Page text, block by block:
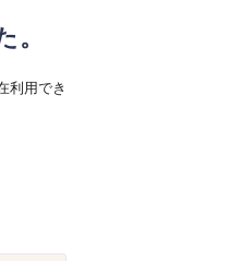
利用でき